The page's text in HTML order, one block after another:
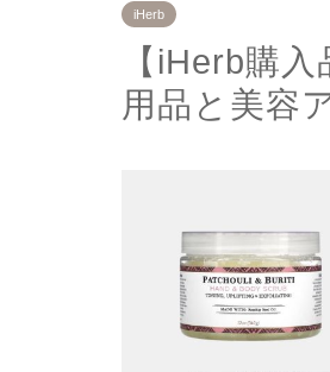
iHerb
【iHerb購
用品と美容